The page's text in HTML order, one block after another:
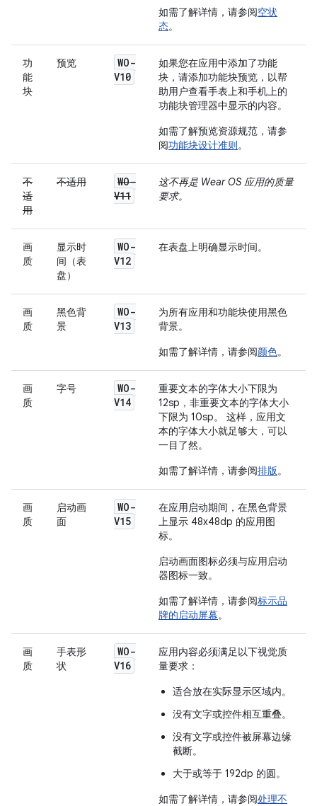
如需了解详情，请参阅空状
态。
功
能
块
预览
WO-
V10
如果您在应用中添加了功能
块，请添加功能块预览，以帮
助用户查看手表上和手机上的
功能块管理器中显示的内容。
如需了解预览资源规范，请参
阅功能块设计准则。
不
适
用
不适用
WO-
V11
这不再是 Wear OS 应用的质量
要求。
画
质
显示时
间（表
盘）
WO-
V12
在表盘上明确显示时间。
画
质
黑色背
景
WO-
V13
为所有应用和功能块使用黑色
背景。
如需了解详情，请参阅颜色。
画
质
字号
WO-
V14
重要文本的字体大小下限为
12sp，非重要文本的字体大小
下限为 10sp。 这样，应用文
本的字体大小就足够大，可以
一目了然。
如需了解详情，请参阅排版。
画
质
启动画
面
WO-
V15
在应用启动期间，在黑色背景
上显示 48x48dp 的应用图
标。
启动画面图标必须与应用启动
器图标一致。
如需了解详情，请参阅标示品
牌的启动屏幕。
画
质
手表形
状
WO-
V16
应用内容必须满足以下视觉质
量要求：
适合放在实际显示区域内。
没有文字或控件相互重叠。
没有文字或控件被屏幕边缘
截断。
大于或等于 192dp 的圆。
如需了解详情，请参阅处理不